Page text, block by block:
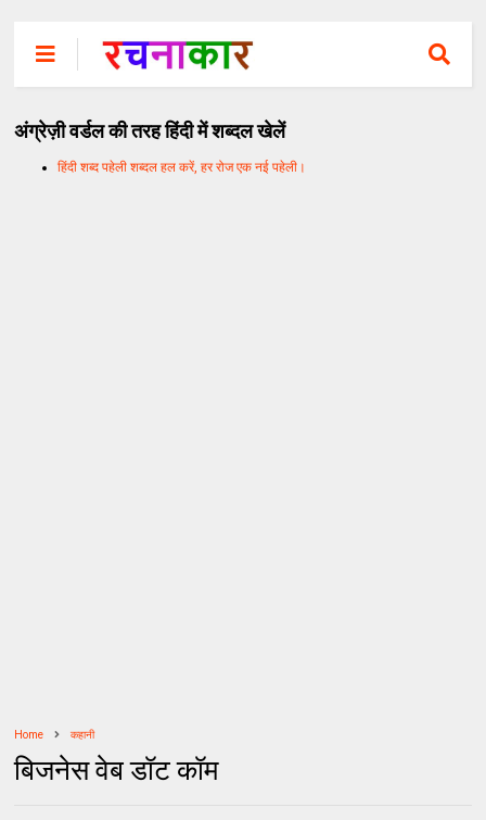
अंग्रेज़ी वर्डल की तरह हिंदी में शब्दल खेलें
हिंदी शब्द पहेली शब्दल हल करें, हर रोज एक नई पहेली।
Home कहानी
बिजनेस वेब डॉट कॉम